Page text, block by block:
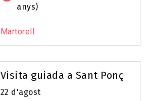
anys)
Martorell
Visita guiada a Sant Ponç
22 d'agost